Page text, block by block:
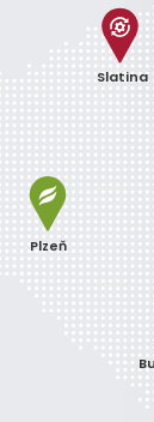
Slatina
Plzeň